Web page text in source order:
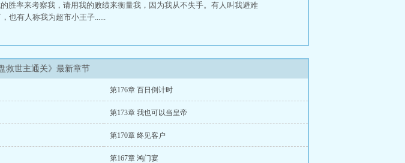
胜率来考察我，请用我的败绩来衡量我，因为我从不失手。有人叫我避难
也有人称我为超市小王子......
救世主通关》最新章节
第176章 百日倒计时
第173章 我也可以当皇帝
第170章 终见客户
第167章 鸿门宴